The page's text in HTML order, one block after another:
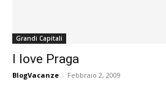
Grandi Capitali
I love Praga
BlogVacanze - Febbraio 2, 2009